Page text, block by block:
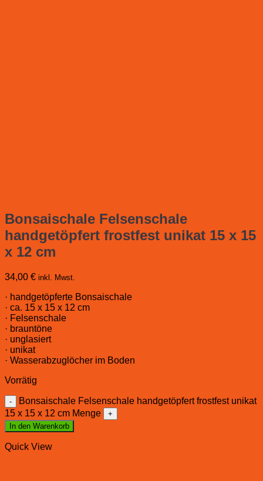
Bonsaischale Felsenschale
handgetöpfert frostfest unikat 15 x 15
x 12 cm
34,00 € inkl. Mwst.
· handgetöpferte Bonsaischale
· ca. 15 x 15 x 12 cm
· Felsenschale
· brauntöne
· unglasiert
· unikat
· Wasserabzuglöcher im Boden
Vorrätig
Bonsaischale Felsenschale handgetöpfert frostfest unikat
15 x 15 x 12 cm Menge
In den Warenkorb
Quick View